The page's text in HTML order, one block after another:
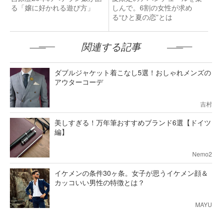
る「嬢に好かれる遊び方」
しんで。6割の女性が求め
る“ひと夏の恋”とは
関連する記事
ダブルジャケット着こなし5選！おしゃれメンズの
アウターコーデ
吉村
美しすぎる！万年筆おすすめブランド6選【ドイツ
編】
Nemo2
イケメンの条件30ヶ条。女子が思うイケメン顔＆
カッコいい男性の特徴とは？
MAYU